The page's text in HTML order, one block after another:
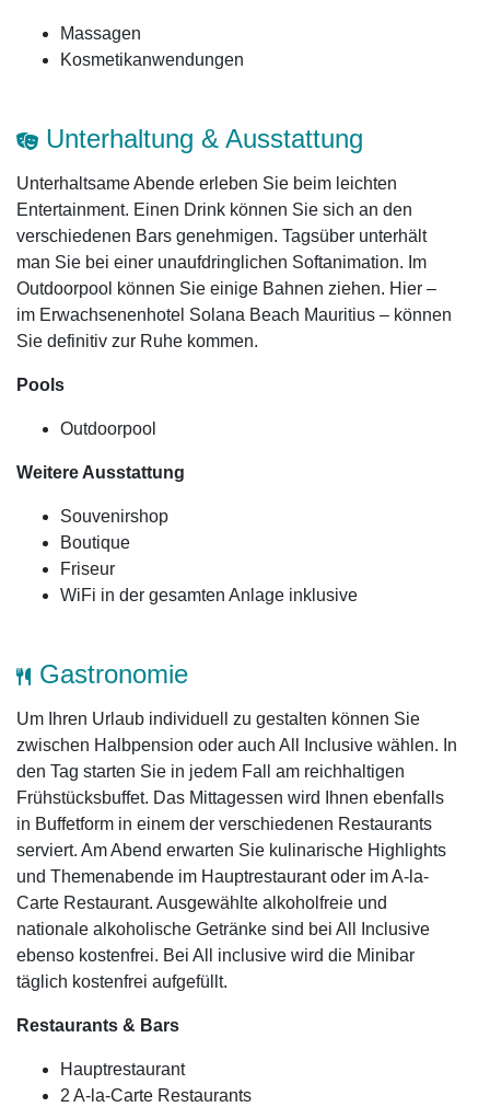
Massagen
Kosmetikanwendungen
Unterhaltung & Ausstattung
Unterhaltsame Abende erleben Sie beim leichten
Entertainment. Einen Drink können Sie sich an den
verschiedenen Bars genehmigen. Tagsüber unterhält
man Sie bei einer unaufdringlichen Softanimation. Im
Outdoorpool können Sie einige Bahnen ziehen. Hier –
im Erwachsenenhotel Solana Beach Mauritius – können
Sie definitiv zur Ruhe kommen.
Pools
Outdoorpool
Weitere Ausstattung
Souvenirshop
Boutique
Friseur
WiFi in der gesamten Anlage inklusive
Gastronomie
Um Ihren Urlaub individuell zu gestalten können Sie
zwischen Halbpension oder auch All Inclusive wählen. In
den Tag starten Sie in jedem Fall am reichhaltigen
Frühstücksbuffet. Das Mittagessen wird Ihnen ebenfalls
in Buffetform in einem der verschiedenen Restaurants
serviert. Am Abend erwarten Sie kulinarische Highlights
und Themenabende im Hauptrestaurant oder im A-la-
Carte Restaurant. Ausgewählte alkoholfreie und
nationale alkoholische Getränke sind bei All Inclusive
ebenso kostenfrei. Bei All inclusive wird die Minibar
täglich kostenfrei aufgefüllt.
Restaurants & Bars
Hauptrestaurant
2 A-la-Carte Restaurants